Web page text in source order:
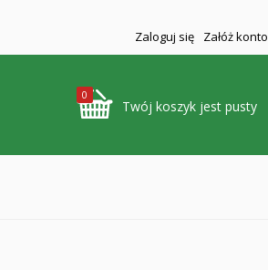
Zaloguj się Załóż konto
0
Twój koszyk jest pusty